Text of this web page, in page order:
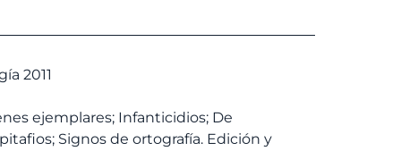
2011
ejemplares; Infanticidios; De
Signos de ortografía. Edición y